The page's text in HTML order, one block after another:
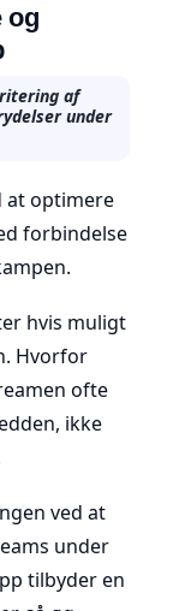
og
af
under
at optimere
forbindelse
hvis muligt
Hvorfor
ofte
ikke
ved at
under
tilbyder en